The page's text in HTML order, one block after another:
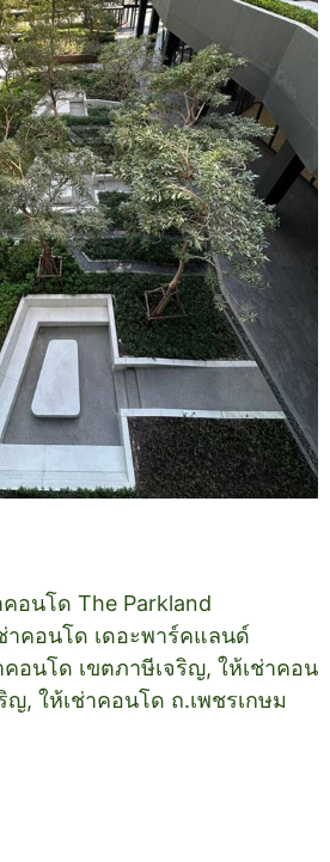
อนโด The Parkland
าคอนโด เดอะพาร์คแลนด์
คอนโด เขตภาษีเจริญ, ให้เช่าคอน
ญ, ให้เช่าคอนโด ถ.เพชรเกษม